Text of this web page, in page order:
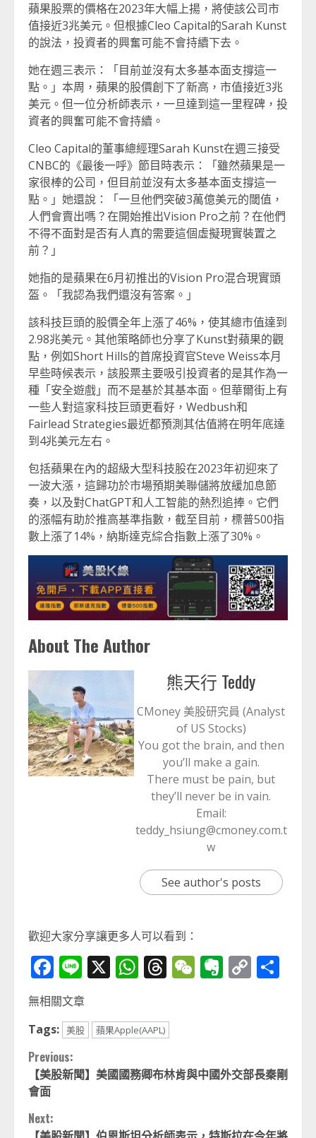
蘋果股票的價格在2023年大幅上揚，將使該公司市
值接近3兆美元。但根據Cleo Capital的Sarah Kunst
的說法，投資者的興奮可能不會持續下去。
她在週三表示：「目前並沒有太多基本面支撐這一
點。」本周，蘋果的股價創下了新高，市值接近3兆
美元。但一位分析師表示，一旦達到這一里程碑，投
資者的興奮可能不會持續。
Cleo Capital的董事總經理Sarah Kunst在週三接受
CNBC的《最後一呼》節目時表示：「雖然蘋果是一
家很棒的公司，但目前並沒有太多基本面支撐這一
點。」她還說：「一旦他們突破3萬億美元的閾值，
人們會賣出嗎？在開始推出Vision Pro之前？在他們
不得不面對是否有人真的需要這個虛擬現實裝置之
前？」
她指的是蘋果在6月初推出的Vision Pro混合現實頭
盔。「我認為我們還沒有答案。」
該科技巨頭的股價全年上漲了46%，使其總市值達到
2.98兆美元。其他策略師也分享了Kunst對蘋果的觀
點，例如Short Hills的首席投資官Steve Weiss本月
早些時候表示，該股票主要吸引投資者的是其作為一
種「安全遊戲」而不是基於其基本面。但華爾街上有
一些人對這家科技巨頭更看好，Wedbush和
Fairlead Strategies最近都預測其估值將在明年底達
到4兆美元左右。
包括蘋果在內的超級大型科技股在2023年初迎來了
一波大漲，這歸功於市場預期美聯儲將放緩加息節
奏，以及對ChatGPT和人工智能的熱烈追捧。它們
的漲幅有助於推高基準指數，截至目前，標普500指
數上漲了14%，納斯達克綜合指數上漲了30%。
About The Author
熊天行 Teddy
CMoney 美股研究員 (Analyst
of US Stocks)
You got the brain, and then
you’ll make a gain.
There must be pain, but
they’ll never be in vain.
Email:
teddy_hsiung@cmoney.com.t
w
See author's posts
歡迎大家分享讓更多人可以看到：
Facebook
Line
X WhatsApp
Threads
WeChat
Evernote
Copy
無相關文章
Tags: 美股 蘋果Apple(AAPL)
Continue
Reading
Previous:
【美股新聞】美國國務卿布林肯與中國外交部長秦剛
會面
Next: